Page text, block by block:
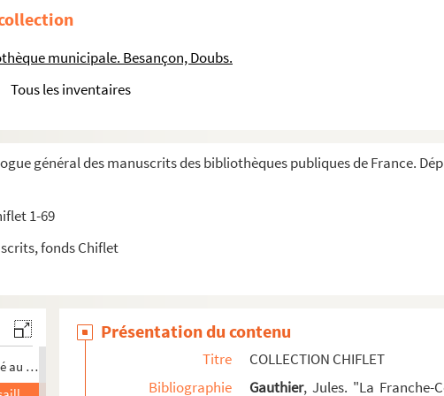
municipale. Besançon, Doubs.
Tous les inventaires
général des manuscrits des bibliothèques publiques de France.
1-69
fonds Chiflet
observées au baptesme du sérénissime prince d'Espagne Philippe-André-Prosp...
qui se feist de par feu monsieur le bon duc Philippe de Bourgoigne, ...
de messire Jean Le Febvre, seigneur de Saint-Remy... de l'ambassade que...
Elizabethae, Portugalliae regis filiae : II aprilis 1525 »
le roi de France avec la reine mère et la reine d'Espagne, accompagnée du ...
princes et princesses qui assistèrent aux nopces du duc de Deux-Ponts, qui pr...
de Noircarmes, maître d'hôtel de l'infante Isabelle, avec Anne-Mar...
d'Egmond et de Sabine de Bavière (1544)
au mariage de Sigismond III, roy de Pologne, avec Constance, fille de Cha...
Présentation du contenu
Titre
COLLECTION CHIFLET
Bibliographie
Gauthier, Jules. "La Franche-